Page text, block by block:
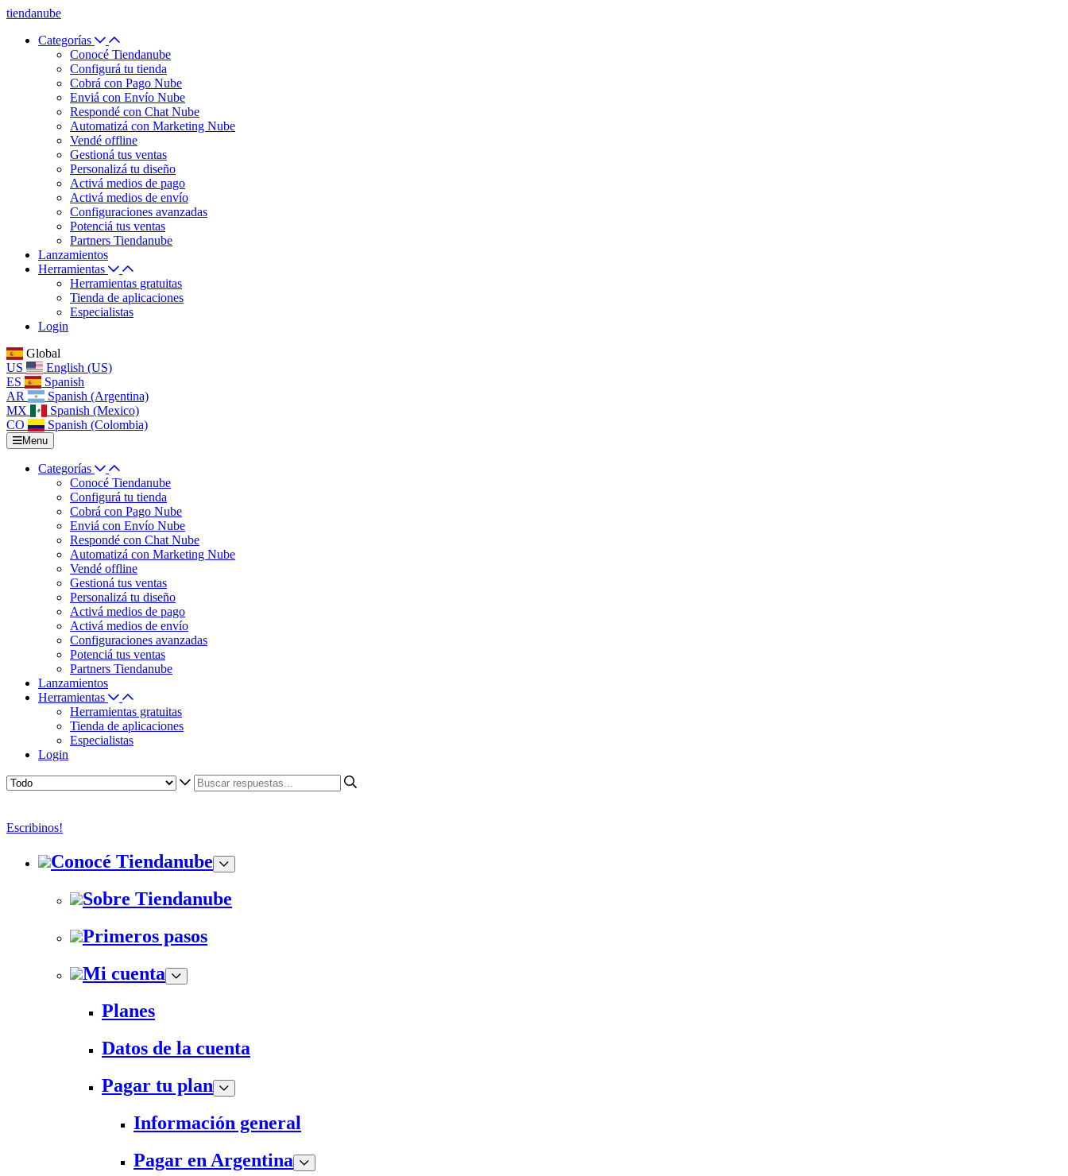
tiendanube
Categorías
Conocé Tiendanube
Configurá tu tienda
Cobrá con Pago Nube
Enviá con Envío Nube
Respondé con Chat Nube
Automatizá con Marketing Nube
Vendé offline
Gestioná tus ventas
Personalizá tu diseño
Activá medios de pago
Activá medios de envío
Configuraciones avanzadas
Potenciá tus ventas
Partners Tiendanube
Lanzamientos
Herramientas
Herramientas gratuitas
Tienda de aplicaciones
Especialistas
Login
Global
US
English (US)
ES
Spanish
AR
Spanish (Argentina)
MX
Spanish (Mexico)
CO
Spanish (Colombia)
Menu
Categorías
Conocé Tiendanube
Configurá tu tienda
Cobrá con Pago Nube
Enviá con Envío Nube
Respondé con Chat Nube
Automatizá con Marketing Nube
Vendé offline
Gestioná tus ventas
Personalizá tu diseño
Activá medios de pago
Activá medios de envío
Configuraciones avanzadas
Potenciá tus ventas
Partners Tiendanube
Lanzamientos
Herramientas
Herramientas gratuitas
Tienda de aplicaciones
Especialistas
Login
Escribinos!
Conocé Tiendanube
Sobre Tiendanube
Primeros pasos
Mi cuenta
Planes
Datos de la cuenta
Pagar tu plan
Información general
Pagar en Argentina